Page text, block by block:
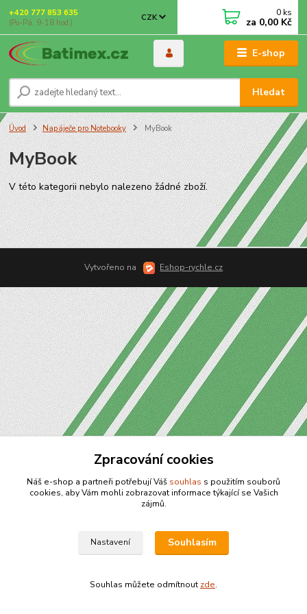
E-shop
CZK
Hledat
+420 777 853 635
(Po-Pá, 9-18 hod.)
0 ks
za 0,00 Kč
Úvod Napáječe pro Notebooky MyBook
MyBook
V této kategorii nebylo nalezeno žádné zboží.
Vytvořeno na Eshop-rychle.cz
Zpracování cookies
Náš e-shop a partneři potřebují Váš souhlas s použitím souborů
cookies, aby Vám mohli zobrazovat informace týkající se Vašich
zájmů.
Nastavení Souhlasím
Souhlas můžete odmítnout zde.